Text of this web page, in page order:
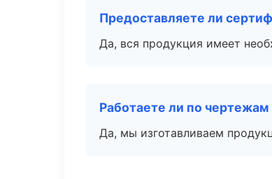
Предоставляете ли
Да, вся продукция имеет
Работаете ли по чертежам
Да, мы изготавливаем